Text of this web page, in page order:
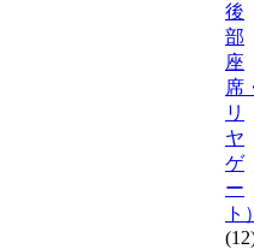
後
部
座
席
リ
ヤ
ゲ
ー
ト